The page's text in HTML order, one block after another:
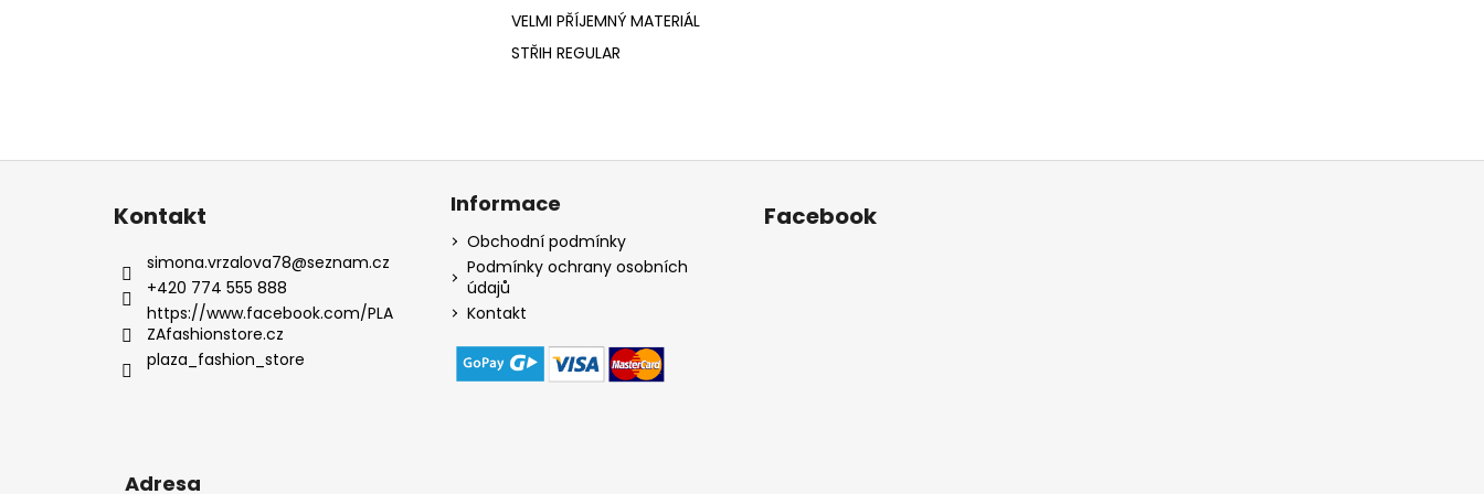
VELMI PŘÍJEMNÝ MATERIÁL
STŘIH REGULAR
Z
Kontakt
simona.vrzalova78@seznam.cz
+420 774 555 888
https://www.facebook.com/PLA
ZAfashionstore.cz
plaza_fashion_store
Informace
Obchodní podmínky
Podmínky ochrany osobních
údajů
Kontakt
Facebook
Adresa